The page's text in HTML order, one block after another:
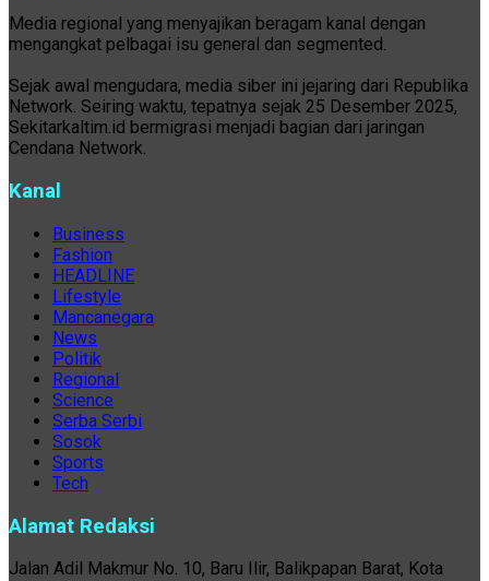
Media regional yang menyajikan beragam kanal dengan
mengangkat pelbagai isu general dan segmented.
Sejak awal mengudara, media siber ini jejaring dari Republika
Network. Seiring waktu, tepatnya sejak 25 Desember 2025,
Sekitarkaltim.id bermigrasi menjadi bagian dari jaringan
Cendana Network.
Kanal
Business
Fashion
HEADLINE
Lifestyle
Mancanegara
News
Politik
Regional
Science
Serba Serbi
Sosok
Sports
Tech
Alamat Redaksi
Jalan Adil Makmur No. 10, Baru Ilir, Balikpapan Barat, Kota